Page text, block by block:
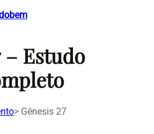
– Estudo
> Gênesis 27